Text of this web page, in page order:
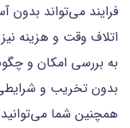
فرایند می‌تواند بدون
اتلاف وقت و هزینه
به بررسی امکان و
بدون تخریب و شرایطی
همچنین شما می‌توانید